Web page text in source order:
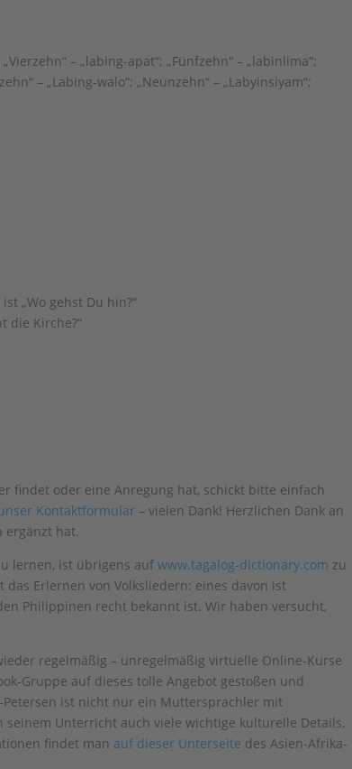
– „labing-apat“; „Fünfzehn“ – „labinlima“;
– „Labing-walo“; „Neunzehn“ – „Labyinsiyam“;
„Wo gehst Du hin?“
die Kirche?“
findet oder eine Anregung hat, schickt bitte einfach
Kontaktformular – vielen Dank! Herzlichen Dank an
ergänzt hat.
lernen, ist übrigens aufwww.tagalog-dictionary.com zu
Erlernen von Volksliedern: eines davon ist
Philippinen recht bekannt ist. Wir haben versucht,
regelmäßig – unregelmäßig virtuelle Online-Kurse
Gruppe auf dieses tolle Angebot gestoßen und
Petersen ist nicht nur ein Muttersprachler mit
Unterricht auch viele wichtige kulturelle Details,
findet man auf dieser Unterseite des Asien-Afrika-